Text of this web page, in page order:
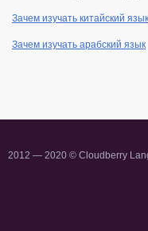
Зачем изучать китайский язык
Зачем изучать арабский язык
2012 — 2020 © Cloudberry